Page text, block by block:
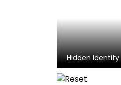
Hidden Identity